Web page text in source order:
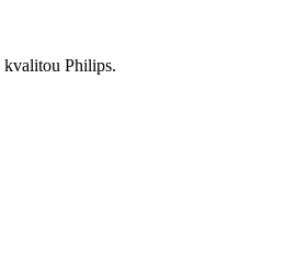
kvalitou Philips.